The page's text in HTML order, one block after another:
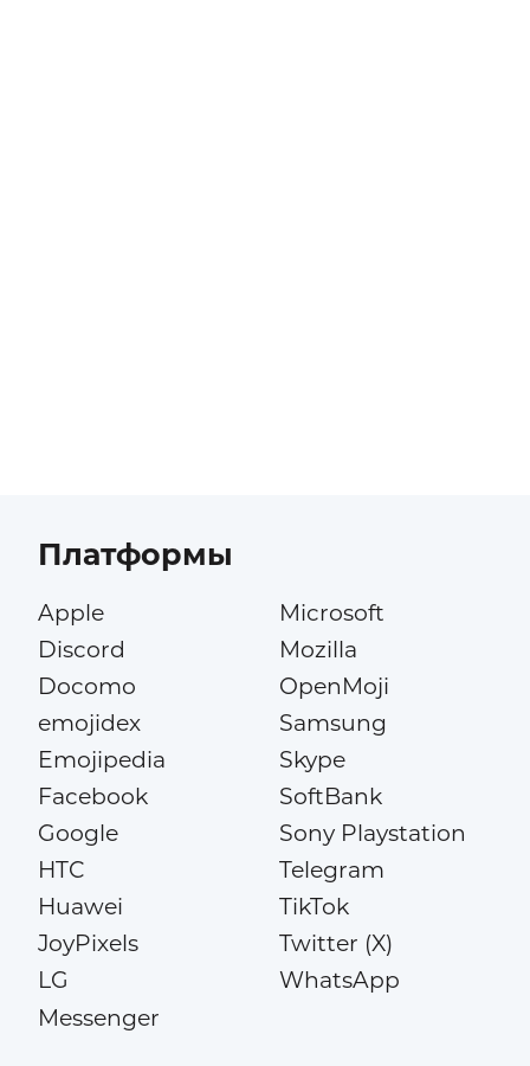
Платформы
Apple
Discord
Docomo
emojidex
Emojipedia
Facebook
Google
HTC
Huawei
JoyPixels
LG
Messenger
Microsoft
Mozilla
OpenMoji
Samsung
Skype
SoftBank
Sony Playstation
Telegram
TikTok
Twitter (X)
WhatsApp